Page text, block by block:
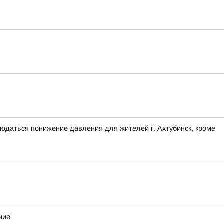
понижение давления для жителей г. Ахтубинск, кроме